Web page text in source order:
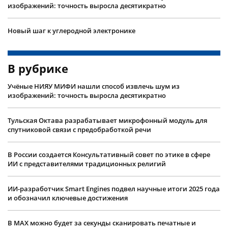
изображений: точность выросла десятикратно
Новый шаг к углеродной электронике
В рубрике
Учëные НИЯУ МИФИ нашли способ извлечь шум из
изображений: точность выросла десятикратно
Тульская Октава разрабатывает микрофонный модуль для
спутниковой связи с предобработкой речи
В России создается Консультативный совет по этике в сфере
ИИ с представителями традиционных религий
ИИ-разработчик Smart Engines подвел научные итоги 2025 года
и обозначил ключевые достижения
В MAX можно будет за секунды сканировать печатные и